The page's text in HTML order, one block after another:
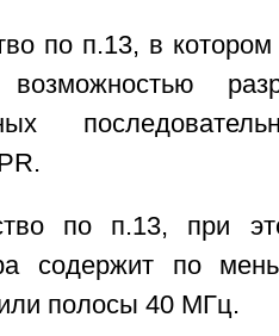
по п.13, в
по п.13, при
содержит по
полосы 40 МГц.